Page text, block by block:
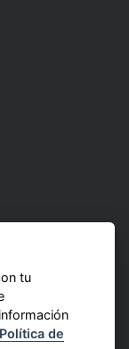
tu
de